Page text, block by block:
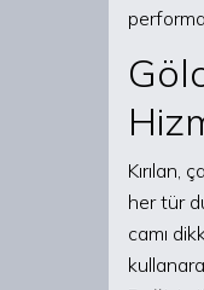
Kırılan,
her tür
camı